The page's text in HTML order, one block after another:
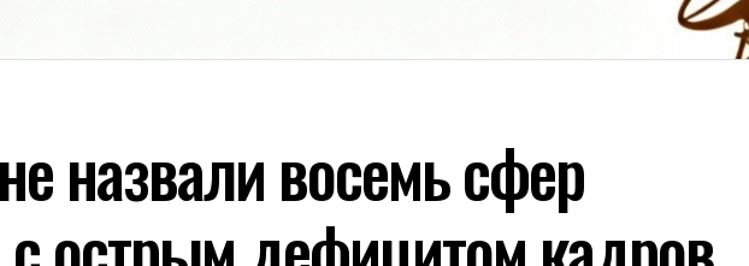
назвали восемь сфер